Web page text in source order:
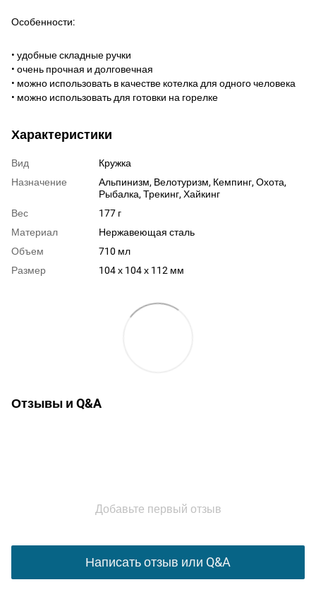
Особенности:
• удобные складные ручки
• очень прочная и долговечная
• можно использовать в качестве котелка для одного человека
• можно использовать для готовки на горелке
Характеристики
Вид
Кружка
Назначение
Альпинизм, Велотуризм, Кемпинг, Охота,
Рыбалка, Трекинг, Хайкинг
Вес
177 г
Материал
Нержавеющая сталь
Объем
710 мл
Размер
104 х 104 х 112 мм
Отзывы и Q&A
Добавьте первый отзыв
Написать отзыв или Q&A